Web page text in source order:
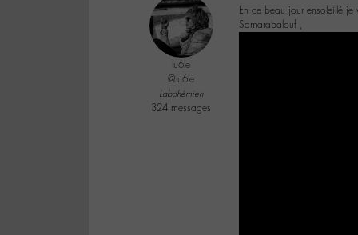
lu6le
@lu6le
Labohémien
324 messages
En ce beau jour ensoleillé
Samarabalouf ,